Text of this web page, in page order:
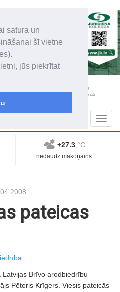
satura un
šī vietne
jūs piekrītat
visā Dienvidlatgalē un Sēlijā,
valstspilsētu, Augšdaugavas
+27.3 °C
nedaudz mākoņains
pateicas
Brīvo arodbiedrību
Pēteris Krīgers. Viesis pateicās